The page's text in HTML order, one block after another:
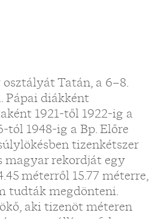
Tatán, a 6–8.
Pápai diákként
1921-től 1922-ig a
tól 1948-ig a Bp. Előre
tizenkétszer
magyar rekordját egy
méterről 15.77 méterre,
tudták megdönteni.
aki tizenöt méteren